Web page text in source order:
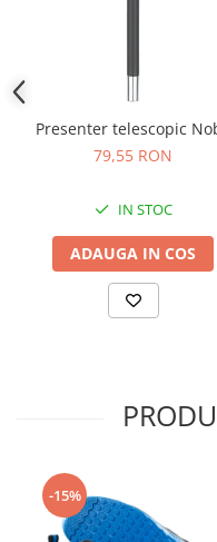
Presenter telescopic
79,55 RON
IN STOC
ADAUGA IN COS
-15%